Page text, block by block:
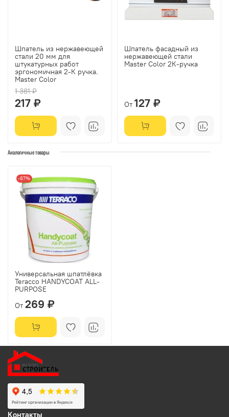
Шпатель из нержавеющей
стали 20 мм для
штукатурных работ
эргономичная 2-К ручка.
Master Color
1 381 ₽
217 ₽
Шпатель фасадный из
нержавеющей стали
Master Color 2К-ручка
От 127 ₽
Аналогичные товары
-87%
Универсальная шпатлёвка
Teracco HANDYCOAT ALL-
PURPOSE
От 269 ₽
Контакты